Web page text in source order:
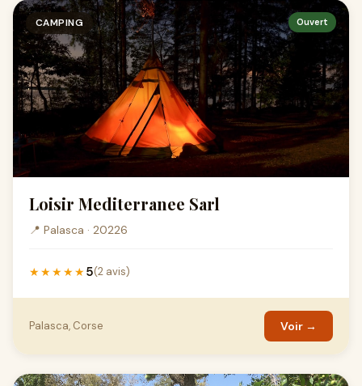
CAMPING Ouvert
Loisir Mediterranee Sarl
📍 Palasca · 20226
★★★★★5(2 avis)
Palasca, Corse Voir →